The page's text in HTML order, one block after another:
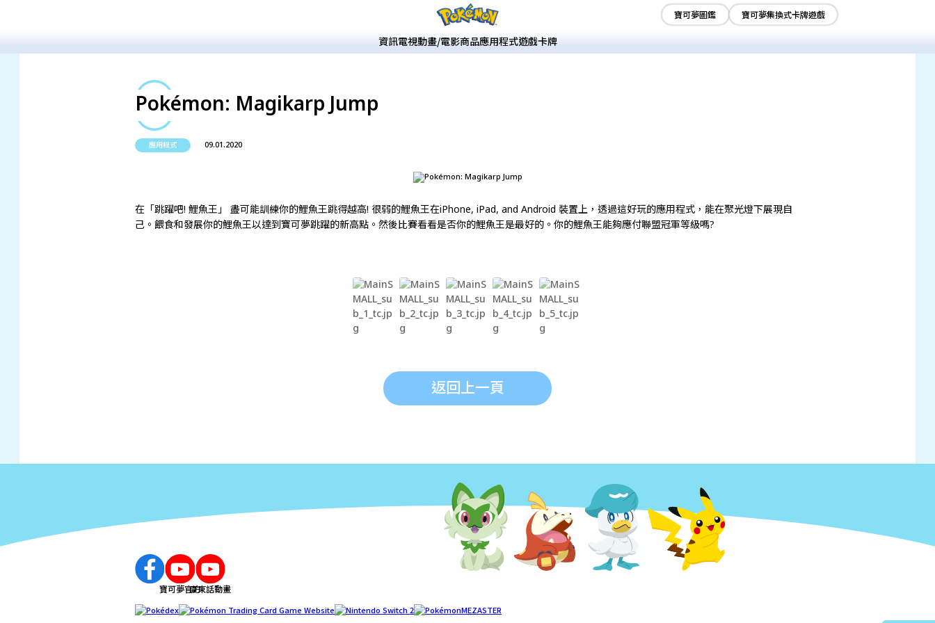
寶可夢圖鑑 寶可夢集換式卡牌遊戲
資訊電視動畫/電影商品應用程式遊戲卡牌
Pokémon: Magikarp Jump
應用程式 09.01.2020
在「跳躍吧! 鯉魚王」 盡可能訓練你的鯉魚王跳得越高! 很弱的鯉魚王在iPhone, iPad, and Android 裝置上，透過這好玩的應用程式，能在聚光燈下展現自
己。餵食和發展你的鯉魚王以達到寶可夢跳躍的新高點。然後比賽看看是否你的鯉魚王是最好的。你的鯉魚王能夠應付聯盟冠軍等級嗎?
返回上一頁
寶可夢官方廣東話動畫